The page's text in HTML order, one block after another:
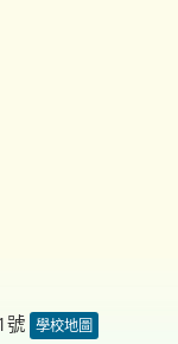
號 學校地圖